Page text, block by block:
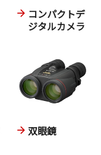
コンパクトデ
ジタルカメラ
双眼鏡